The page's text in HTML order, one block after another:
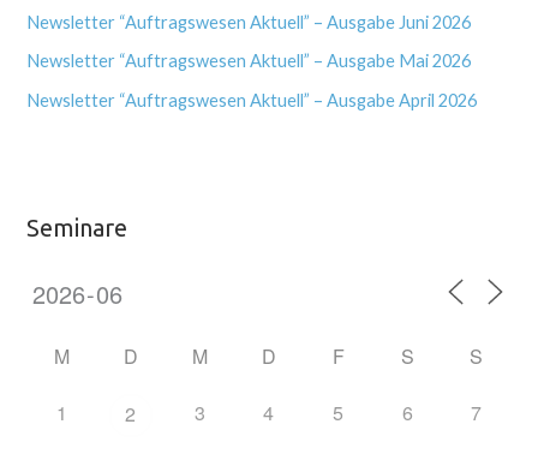
Newsletter “Auftragswesen Aktuell” – Ausgabe Juni 2026
Newsletter “Auftragswesen Aktuell” – Ausgabe Mai 2026
Newsletter “Auftragswesen Aktuell” – Ausgabe April 2026
Seminare
M D M D F S S
1 2 3 4 5 6 7